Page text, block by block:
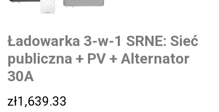
Ładowarka 3-w-1 SRNE: Sieć
publiczna + PV + Alternator
30A
zł1,639.33